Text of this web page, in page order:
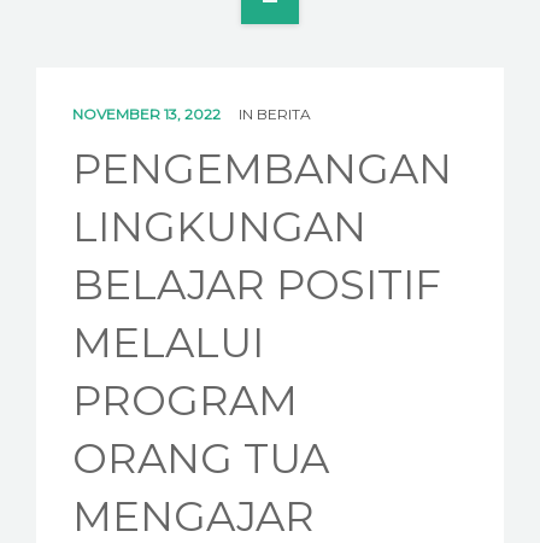
ALUMNI
NOVEMBER 13, 2022 IN BERITA
PENGEMBANGAN
LINGKUNGAN
BELAJAR POSITIF
MELALUI
PROGRAM
ORANG TUA
MENGAJAR